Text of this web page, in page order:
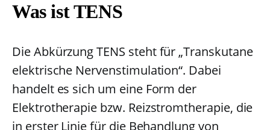
Was ist TENS
Die Abkürzung TENS steht für „Transkutane
elektrische Nervenstimulation“. Dabei
handelt es sich um eine Form der
Elektrotherapie bzw. Reizstromtherapie, die
in erster Linie für die Behandlung von